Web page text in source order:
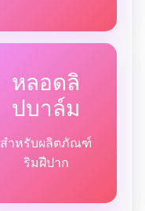
หลอดลิ
ปบาล์ม
สำหรับผลิตภัณฑ์
ริมฝีปาก